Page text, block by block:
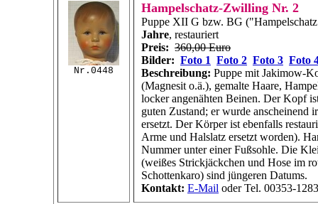
Nr.0448
Hampelschatz-Zwilling Nr. 2
Puppe XII G bzw. BG
Jahre, restauriert
Preis: 360,00 Euro
Bilder: Foto 1 Foto 2 Foto 3 Foto
Beschreibung: Puppe mit Jakimow-
(Magnesit o.ä.), gemalte Haare,
locker angenähten Beinen. Der Kopf
guten Zustand; er wurde anscheinend
ersetzt. Der Körper ist ebenfalls
Arme und Halslatz ersetzt worden).
Nummer unter einer Fußsohle. Die
(weißes Strickjäckchen und Hose im
Schottenkaro) sind jüngeren Datums.
Kontakt: E-Mail oder Tel. 00353-